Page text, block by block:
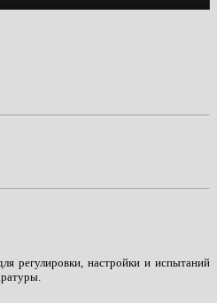
регулировки, настройки и испытаний